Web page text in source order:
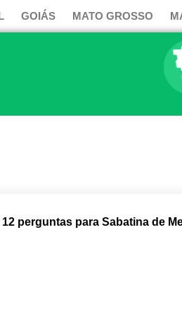
GOIÁS MATO GROSSO
perguntas para Sabatina de